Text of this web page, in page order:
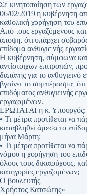
Σε κινητοποίηση των
06/02/2019 η κυβέρνηση
καθολική χορήγηση του
Από τους εργαζόμενους
άποψη, ότι υπάρχει
επίδομα ανθυγιεινής
Η κυβέρνηση, σύμφωνα και
αντίστοιχων επιτροπών,
δαπάνης για το
βγαίνει το συμπέρασμα,
επιδόματος ανθυγιεινής
εργαζομένων.
ΕΡΩΤΑΤΑΙ η κ. Υπουργός:
• Τι μέτρα προτίθεται να
καταβληθεί άμεσα το
μήνα Μάρτη;
• Τι μέτρα προτίθεται να
νόμου η χορήγηση του
όλους τους δικαιούχους,
κατηγορίες εργαζομένων;
Ο βουλευτής
Χρήστος Κατσώτης»